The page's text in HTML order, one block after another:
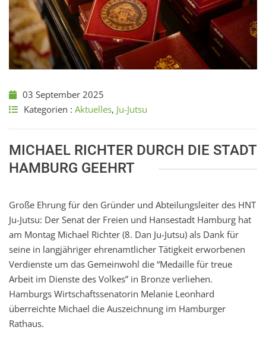
03 September 2025
Kategorien : Aktuelles, Ju-Jutsu
MICHAEL RICHTER DURCH DIE STADT
HAMBURG GEEHRT
Große Ehrung für den Gründer und Abteilungsleiter des HNT
Ju-Jutsu: Der Senat der Freien und Hansestadt Hamburg hat
am Montag Michael Richter (8. Dan Ju-Jutsu) als Dank für
seine in langjähriger ehrenamtlicher Tätigkeit erworbenen
Verdienste um das Gemeinwohl die “Medaille für treue
Arbeit im Dienste des Volkes” in Bronze verliehen.
Hamburgs Wirtschaftssenatorin Melanie Leonhard
überreichte Michael die Auszeichnung im Hamburger
Rathaus.